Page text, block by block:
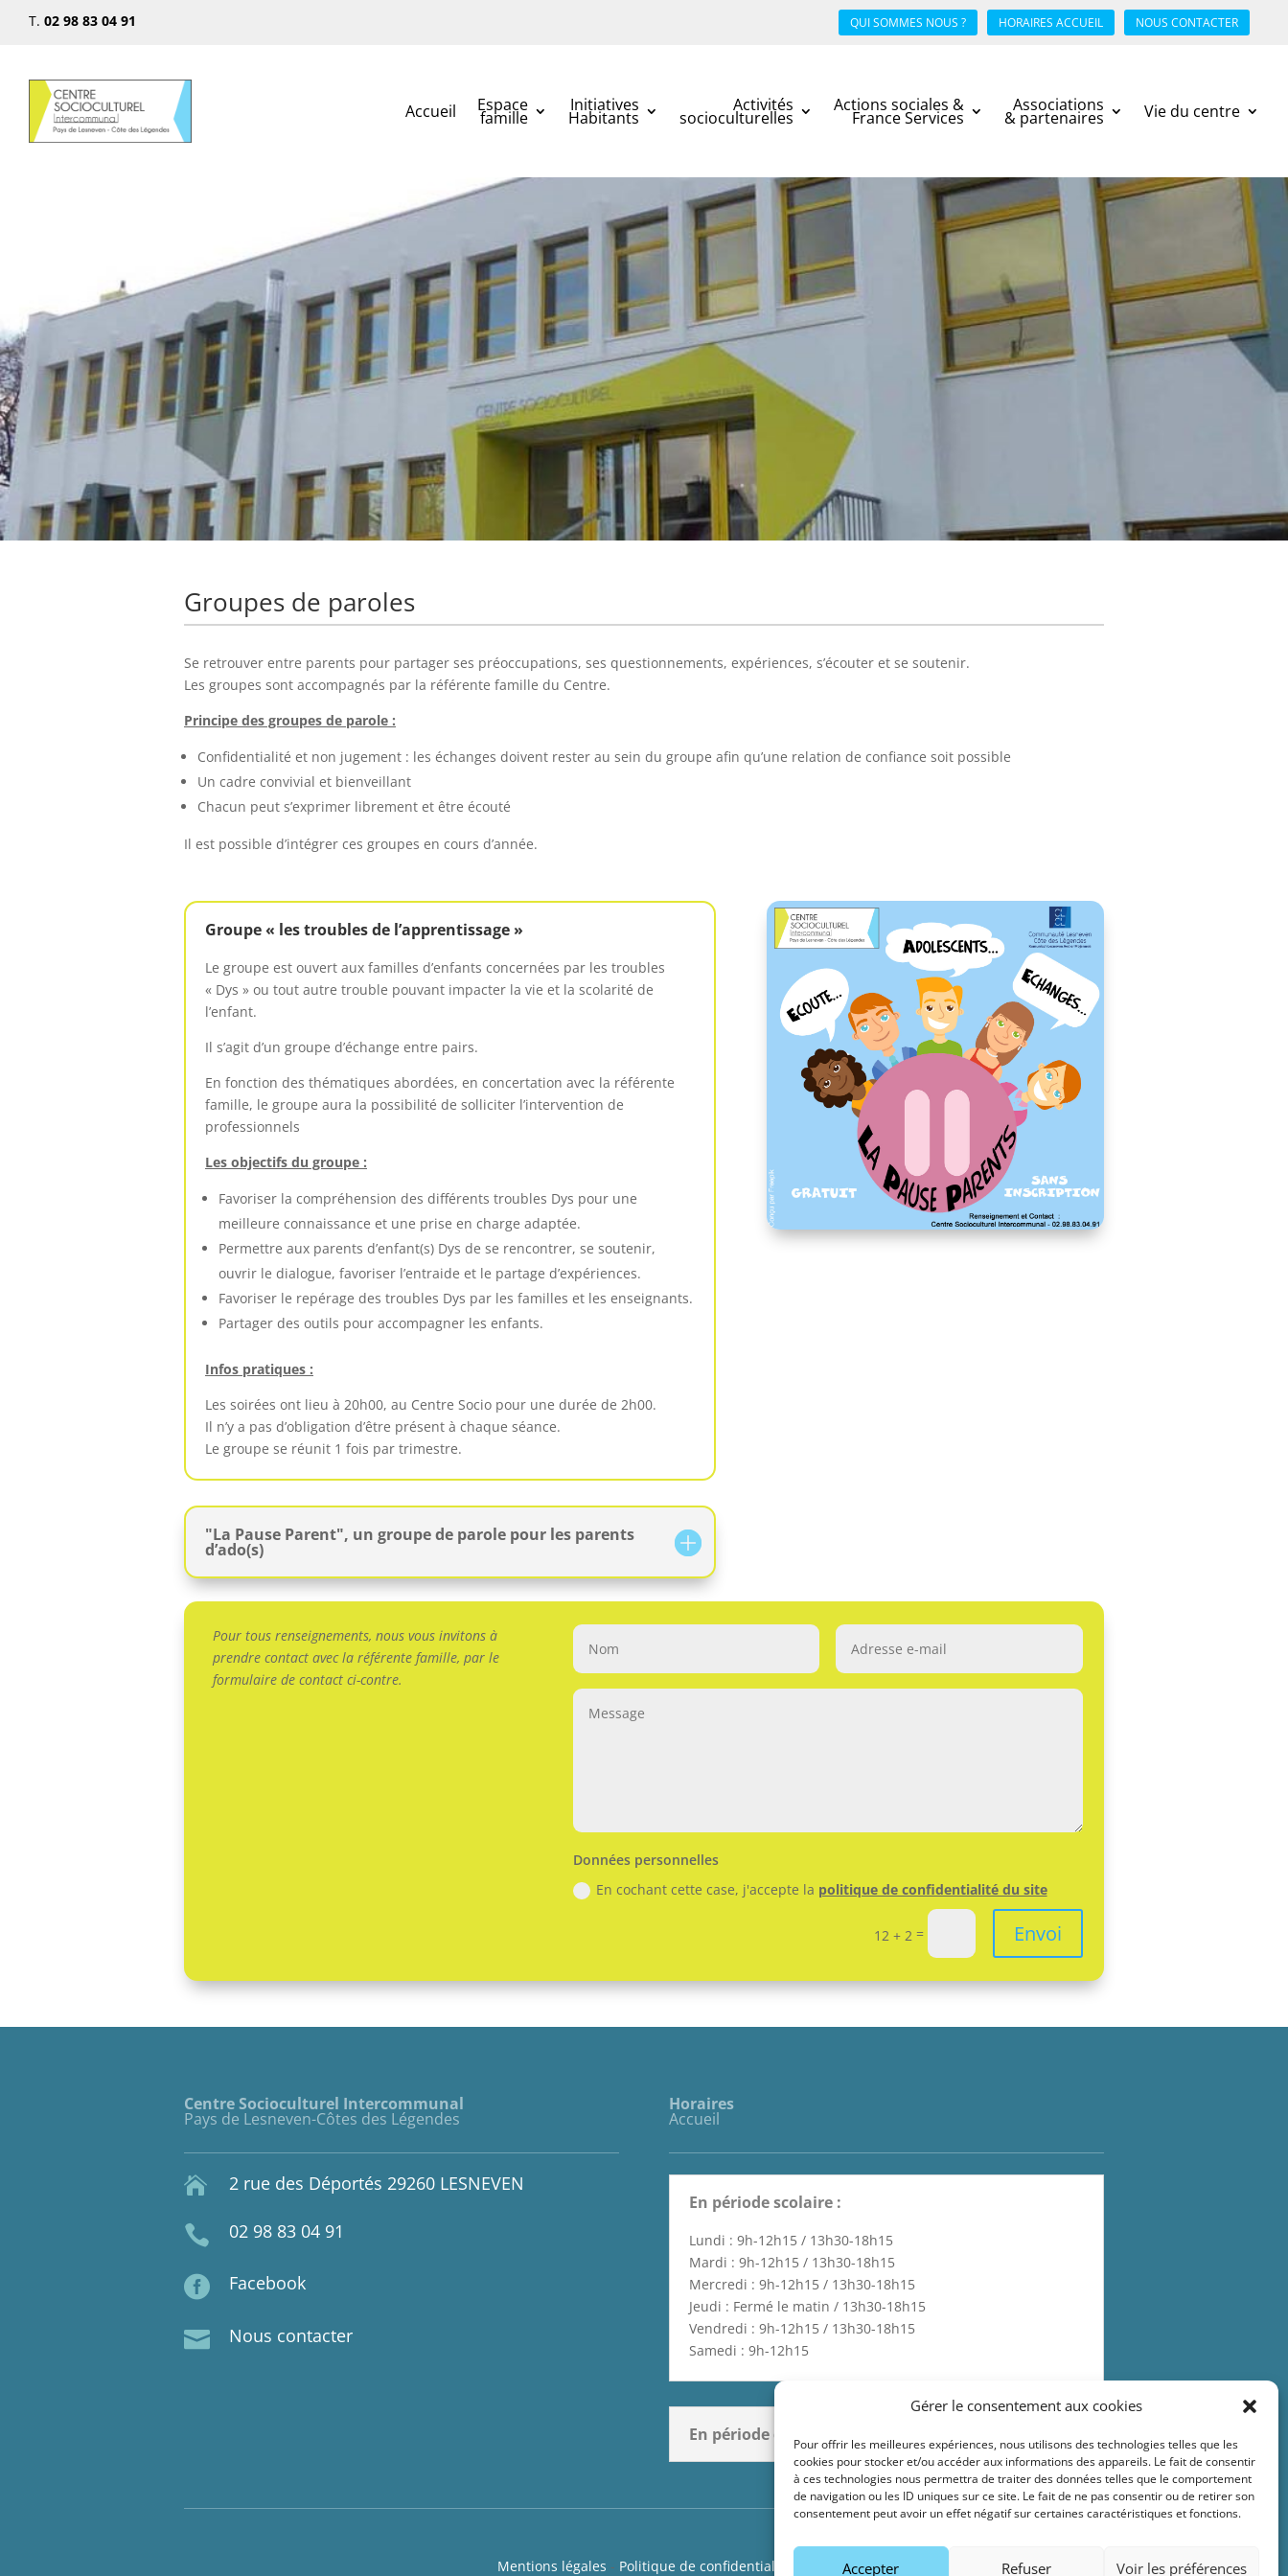
Gérer le consentement aux cookies
Pour offrir les meilleures expériences, nous utilisons des technologies telles que les
cookies pour stocker et/ou accéder aux informations des appareils. Le fait de consentir
à ces technologies nous permettra de traiter des données telles que le comportement
de navigation ou les ID uniques sur ce site. Le fait de ne pas consentir ou de retirer son
consentement peut avoir un effet négatif sur certaines caractéristiques et fonctions.
Accepter Refuser Voir les préférences
T. 02 98 83 04 91 QUI SOMMES NOUS ? HORAIRES ACCUEIL NOUS CONTACTER
Accueil Espace
famille
Initiatives
Habitants
Activités
socioculturelles
Actions sociales &
France Services
Associations
& partenaires Vie du centre
Groupes de paroles
Se retrouver entre parents pour partager ses préoccupations, ses questionnements, expériences, s’écouter et se soutenir.
Les groupes sont accompagnés par la référente famille du Centre.
Principe des groupes de parole :
Confidentialité et non jugement : les échanges doivent rester au sein du groupe afin qu’une relation de confiance soit possible
Un cadre convivial et bienveillant
Chacun peut s’exprimer librement et être écouté
Il est possible d’intégrer ces groupes en cours d’année.
Groupe « les troubles de l’apprentissage »
Le groupe est ouvert aux familles d’enfants concernées par les troubles
« Dys » ou tout autre trouble pouvant impacter la vie et la scolarité de
l’enfant.
Il s’agit d’un groupe d’échange entre pairs.
En fonction des thématiques abordées, en concertation avec la référente
famille, le groupe aura la possibilité de solliciter l’intervention de
professionnels
Les objectifs du groupe :
Favoriser la compréhension des différents troubles Dys pour une
meilleure connaissance et une prise en charge adaptée.
Permettre aux parents d’enfant(s) Dys de se rencontrer, se soutenir,
ouvrir le dialogue, favoriser l’entraide et le partage d’expériences.
Favoriser le repérage des troubles Dys par les familles et les enseignants.
Partager des outils pour accompagner les enfants.
Infos pratiques :
Les soirées ont lieu à 20h00, au Centre Socio pour une durée de 2h00.
Il n’y a pas d’obligation d’être présent à chaque séance.
Le groupe se réunit 1 fois par trimestre.
"La Pause Parent", un groupe de parole pour les parents
d’ado(s)
Pour tous renseignements, nous vous invitons à
prendre contact avec la référente famille, par le
formulaire de contact ci-contre.
Données personnelles
En cochant cette case, j'accepte la politique de confidentialité du site
12 + 2 = Envoi
Centre Socioculturel Intercommunal
Pays de Lesneven-Côtes des Légendes
 2 rue des Déportés 29260 LESNEVEN
 02 98 83 04 91
 Facebook
 Nous contacter
Horaires
Accueil
En période scolaire :
Lundi : 9h-12h15 / 13h30-18h15
Mardi : 9h-12h15 / 13h30-18h15
Mercredi : 9h-12h15 / 13h30-18h15
Jeudi : Fermé le matin / 13h30-18h15
Vendredi : 9h-12h15 / 13h30-18h15
Samedi : 9h-12h15
En période de vacances scolaires :
Mentions légales - Politique de confidentialité